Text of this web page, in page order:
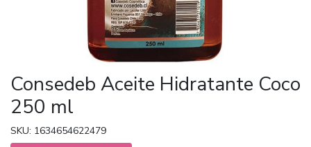
Consedeb Aceite Hidratante Coco
250 ml
SKU: 1634654622479